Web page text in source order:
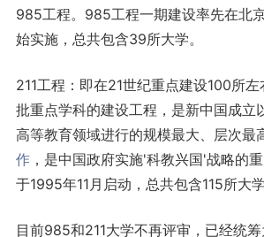
985工程。985工程一期建设率先在北
始实施，总共包含39所大学。
211工程：即在21世纪重点建设100所
批重点学科的建设工程，是新中国成立
高等教育领域进行的规模最大、层次最
作，是中国政府实施'科教兴国'战略的
于1995年11月启动，总共包含115所大学
目前985和211大学不再评审，已经统筹